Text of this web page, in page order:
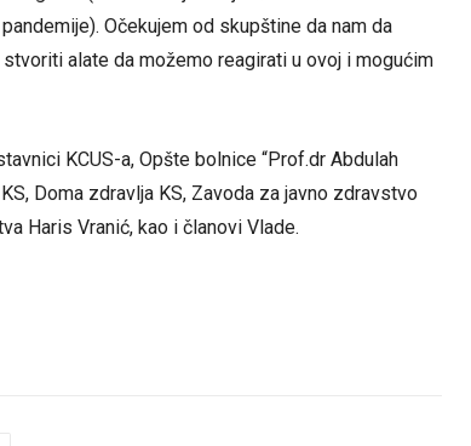
Očekujem od skupštine da nam da
alate da možemo reagirati u ovoj i mogućim
KCUS-a, Opšte bolnice “Prof.dr Abdulah
Doma zdravlja KS, Zavoda za javno zdravstvo
Haris Vranić, kao i članovi Vlade.